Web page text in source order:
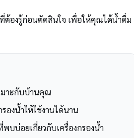
ต้องรู้ก่อนตัดสินใจ เพื่อให้คุณได้น้ำดื่ม
มาะกับบ้านคุณ
องน้ำให้ใช้งานได้นาน
พบบ่อยเกี่ยวกับเครื่องกรองน้ำ